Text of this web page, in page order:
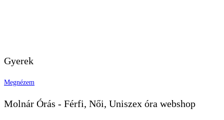
Gyerek
Megnézem
Molnár Órás - Férfi, Női, Uniszex óra webshop